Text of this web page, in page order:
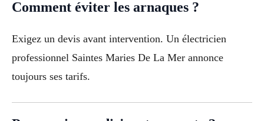
Comment éviter les arnaques ?
Exigez un devis avant intervention. Un électricien
professionnel Saintes Maries De La Mer annonce
toujours ses tarifs.